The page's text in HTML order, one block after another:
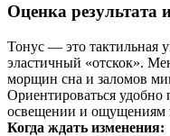
Оценка результата
Тонус — это тактильная
эластичный «отскок».
морщин сна и заломов
Ориентироваться
освещении и ощущениям
Когда ждать изменения: